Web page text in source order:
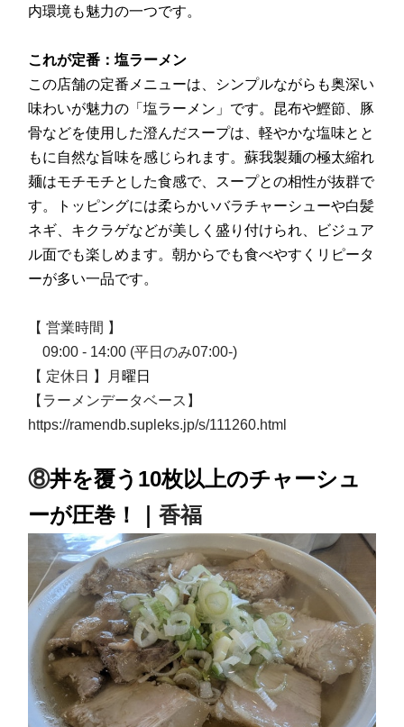
内環境も魅力の一つです。
これが定番： 塩ラーメン
この店舗の定番メニューは、シンプルながらも奥深い
味わいが魅力の「塩ラーメン」です。昆布や鰹節、豚
骨などを使用した澄んだスープは、軽やかな塩味とと
もに自然な旨味を感じられます。蘇我製麺の極太縮れ
麺はモチモチとした食感で、スープとの相性が抜群で
す。トッピングには柔らかいバラチャーシューや白髪
ネギ、キクラゲなどが美しく盛り付けられ、ビジュア
ル面でも楽しめます。朝からでも食べやすくリピータ
ーが多い一品です。
【 営業時間 】
09:00 - 14:00 (平日のみ07:00-)
【 定休日 】月 曜日
【ラーメンデータベース】
https://ramendb.supleks.jp/s/111260.html
⑧丼を覆う10枚以上のチャーシュ
ーが圧巻！
香福